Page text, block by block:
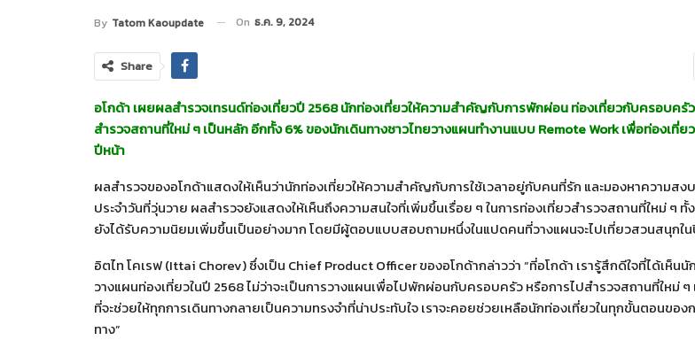
By Tatom Kaoupdate On ธ.ค. 9, 2024
Share
อโกด้า เผยผลสำรวจเทรนด์ท่องเที่ยวปี 2568 นักท่องเที่ยวให้ความสำคัญกับการพักผ่อน ท่องเที่ยวกับครอบครัว
สำรวจสถานที่ใหม่ ๆ เป็นหลัก อีกทั้ง 6% ของนักเดินทางชาวไทยวางแผนทำงานแบบ Remote Work เพื่อท่องเที่ย
ปีหน้า
ผลสำรวจของอโกด้าแสดงให้เห็นว่านักท่องเที่ยวให้ความสำคัญกับการใช้เวลาอยู่กับคนที่รัก และมองหาความสง
ประจำวันที่วุ่นวาย ผลสำรวจยังแสดงให้เห็นถึงความสนใจที่เพิ่มขึ้นเรื่อย ๆ ในการท่องเที่ยวสำรวจสถานที่ใหม่ ๆ
ยังได้รับความนิยมเพิ่มขึ้นเป็นอย่างมาก โดยมีผู้ตอบแบบสอบถามหนึ่งในแปดคนที่วางแผนจะไปเที่ยวสวนสนุกใ
อิตไท โคเรฟ (Ittai Chorev) ซึ่งเป็น Chief Product Officer ของอโกด้ากล่าวว่า “ที่อโกด้า เรารู้สึกดีใจที่ได้เห็นนั
วางแผนท่องเที่ยวในปี 2568 ไม่ว่าจะเป็นการวางแผนเพื่อไปพักผ่อนกับครอบครัว หรือการไปสำรวจสถานที่ใหม่ ๆ
ที่จะช่วยให้ทุกการเดินทางกลายเป็นความทรงจำที่น่าประทับใจ เราจะคอยช่วยเหลือนักท่องเที่ยวในทุกขั้นตอนของ
ทาง”